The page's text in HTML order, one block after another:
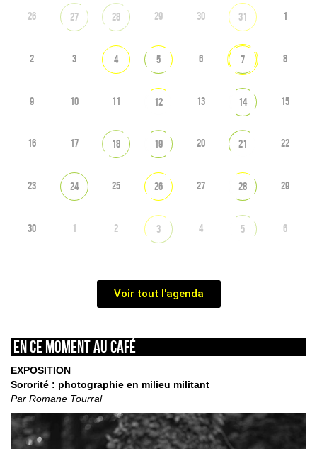
26 27 28 29 30 31 1
2 3 4 5 6 7 8
9 10 11 12 13 14 15
16 17 18 19 20 21 22
23 24 25 26 27 28 29
30 1 2 3 4 5 6
Voir tout l'agenda
En ce moment au café
EXPOSITION
Sororité : photographie en milieu militant
Par Romane Tourral